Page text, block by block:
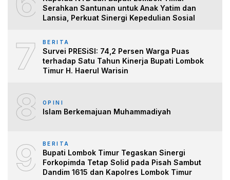
Serahkan Santunan untuk Anak Yatim dan
Lansia, Perkuat Sinergi Kepedulian Sosial
7 BERITA
Survei PRESiSI: 74,2 Persen Warga Puas
terhadap Satu Tahun Kinerja Bupati Lombok
Timur H. Haerul Warisin
8 OPINI
Islam Berkemajuan Muhammadiyah
9 BERITA
Bupati Lombok Timur Tegaskan Sinergi
Forkopimda Tetap Solid pada Pisah Sambut
Dandim 1615 dan Kapolres Lombok Timur